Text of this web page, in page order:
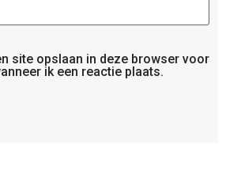
site opslaan in deze browser voor
ik een reactie plaats.